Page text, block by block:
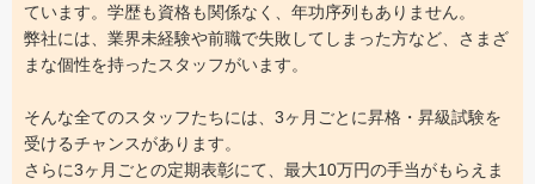
ています。学歴も資格も関係なく、年功序列もありません。
弊社には、業界未経験や前職で失敗してしまった方など、さまざ
まな個性を持ったスタッフがいます。
そんな全てのスタッフたちには、3ヶ月ごとに昇格・昇級試験を
受けるチャンスがあります。
さらに3ヶ月ごとの定期表彰にて、最大10万円の手当がもらえま